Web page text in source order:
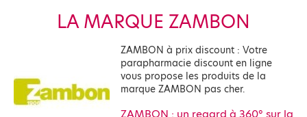
LA MARQUE ZAMBON
ZAMBON à prix discount : Votre
parapharmacie discount en ligne
vous propose les produits de la
marque ZAMBON pas cher.
ZAMBON : un regard à 360° sur la